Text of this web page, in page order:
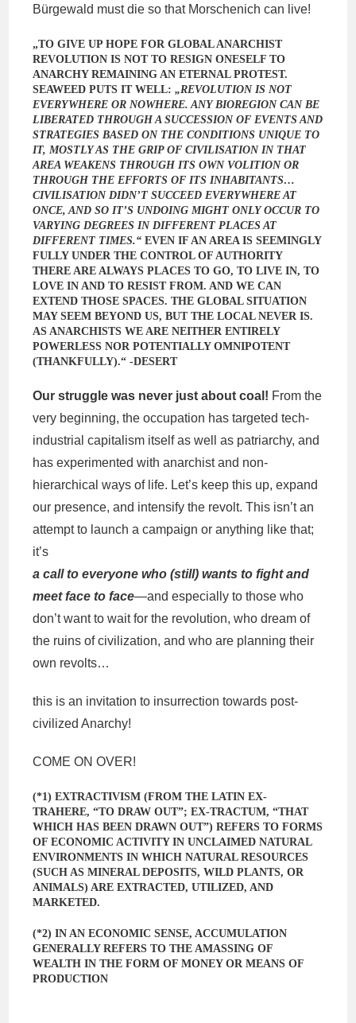
Bürgewald must die so that Morschenich can live!
„TO GIVE UP HOPE FOR GLOBAL ANARCHIST
REVOLUTION IS NOT TO RESIGN ONESELF TO
ANARCHY REMAINING AN ETERNAL PROTEST.
SEAWEED PUTS IT WELL:„REVOLUTION IS NOT
EVERYWHERE OR NOWHERE. ANY BIOREGION CAN BE
LIBERATED THROUGH A SUCCESSION OF EVENTS AND
STRATEGIES BASED ON THE CONDITIONS UNIQUE TO
IT, MOSTLY AS THE GRIP OF CIVILISATION IN THAT
AREA WEAKENS THROUGH ITS OWN VOLITION OR
THROUGH THE EFFORTS OF ITS INHABITANTS…
CIVILISATION DIDN’T SUCCEED EVERYWHERE AT
ONCE, AND SO IT’S UNDOING MIGHT ONLY OCCUR TO
VARYING DEGREES IN DIFFERENT PLACES AT
DIFFERENT TIMES.“EVEN IF AN AREA IS SEEMINGLY
FULLY UNDER THE CONTROL OF AUTHORITY
THERE ARE ALWAYS PLACES TO GO, TO LIVE IN, TO
LOVE IN AND TO RESIST FROM. AND WE CAN
EXTEND THOSE SPACES. THE GLOBAL SITUATION
MAY SEEM BEYOND US, BUT THE LOCAL NEVER IS.
AS ANARCHISTS WE ARE NEITHER ENTIRELY
POWERLESS NOR POTENTIALLY OMNIPOTENT
(THANKFULLY).“ -DESERT
Our struggle was never just about coal! From the
very beginning, the occupation has targeted tech-
industrial capitalism itself as well as patriarchy, and
has experimented with anarchist and non-
hierarchical ways of life. Let’s keep this up, expand
our presence, and intensify the revolt. This isn’t an
attempt to launch a campaign or anything like that;
it’s
a call to everyone who (still) wants to fight and
meet face to face—and especially to those who
don’t want to wait for the revolution, who dream of
the ruins of civilization, and who are planning their
own revolts…
this is an invitation to insurrection towards post-
civilized Anarchy!
COME ON OVER!
(*1) EXTRACTIVISM (FROM THE LATIN EX-
TRAHERE, “TO DRAW OUT”; EX-TRACTUM, “THAT
WHICH HAS BEEN DRAWN OUT”) REFERS TO FORMS
OF ECONOMIC ACTIVITY IN UNCLAIMED NATURAL
ENVIRONMENTS IN WHICH NATURAL RESOURCES
(SUCH AS MINERAL DEPOSITS, WILD PLANTS, OR
ANIMALS) ARE EXTRACTED, UTILIZED, AND
MARKETED.
(*2) IN AN ECONOMIC SENSE, ACCUMULATION
GENERALLY REFERS TO THE AMASSING OF
WEALTH IN THE FORM OF MONEY OR MEANS OF
PRODUCTION